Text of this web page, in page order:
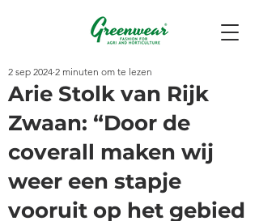
Arie Stolk van Rijk
Zwaan: “Door de
coverall maken wij
weer een stapje
vooruit op het gebied
2 sep 2024 2 minuten om te lezen